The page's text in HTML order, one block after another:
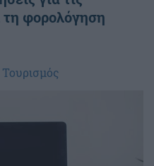
τη φορολόγηση
Τουρισμός